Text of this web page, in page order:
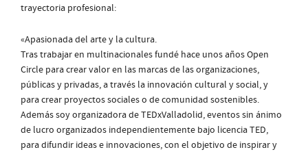
trayectoria profesional:
«Apasionada del arte y la cultura.
Tras trabajar en multinacionales fundé hace unos años Open
Circle para crear valor en las marcas de las organizaciones,
públicas y privadas, a través la innovación cultural y social, y
para crear proyectos sociales o de comunidad sostenibles.
Además soy organizadora de TEDxValladolid, eventos sin ánimo
de lucro organizados independientemente bajo licencia TED,
para difundir ideas e innovaciones, con el objetivo de inspirar y